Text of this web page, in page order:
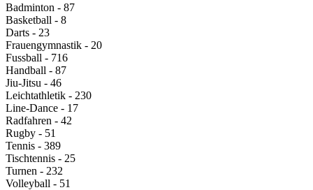
Badminton - 87
Basketball - 8
Darts - 23
Frauengymnastik - 20
Fussball - 716
Handball - 87
Jiu-Jitsu - 46
Leichtathletik - 230
Line-Dance - 17
Radfahren - 42
Rugby - 51
Tennis - 389
Tischtennis - 25
Turnen - 232
Volleyball - 51